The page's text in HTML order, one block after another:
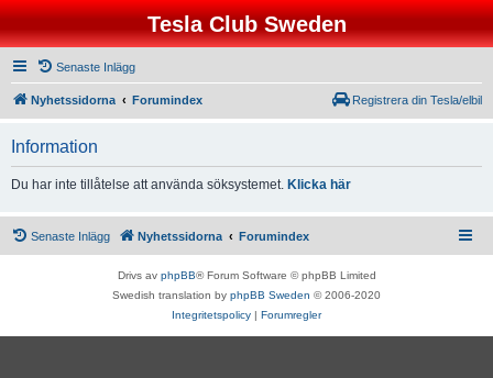
Tesla Club Sweden
Senaste Inlägg
Nyhetssidorna Forumindex Registrera din Tesla/elbil
Information
Du har inte tillåtelse att använda söksystemet. Klicka här
Senaste Inlägg Nyhetssidorna Forumindex
Drivs av phpBB® Forum Software © phpBB Limited
Swedish translation by phpBB Sweden © 2006-2020
Integritetspolicy | Forumregler